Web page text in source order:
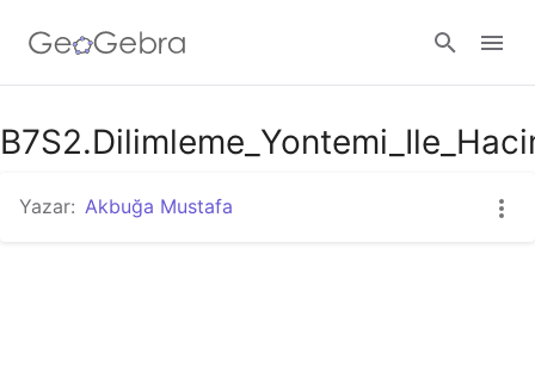
Giriş yap
Yazar: Akbuğa Mustafa